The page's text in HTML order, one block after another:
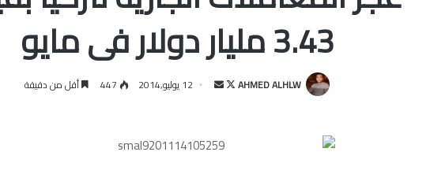
3.43 مليار دولار فى مايو
AHMED ALHLW
تابعأرسل 12 يوليو,2014 447 أقل من دقيقة